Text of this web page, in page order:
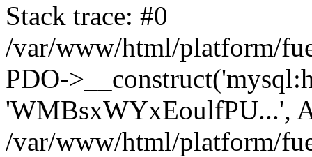
Stack trace: #0
/var/www/html/platform/
PDO-
'WMBsxWYxEoulfPU...',
/var/www/html/platform/